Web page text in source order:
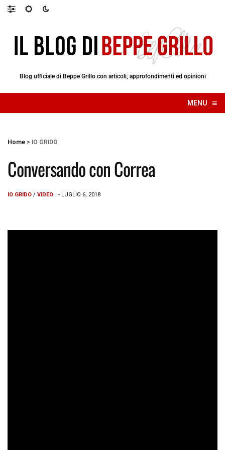
Blog ufficiale di Beppe Grillo con articoli, approfondimenti ed opinioni
MENU ≡
☰
Home > IO GRIDO
Conversando con Correa
IO GRIDO / VIDEO - LUGLIO 6, 2018